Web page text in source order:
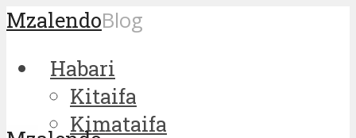
MzalendoBlog
Habari
Kitaifa
Kimataifa